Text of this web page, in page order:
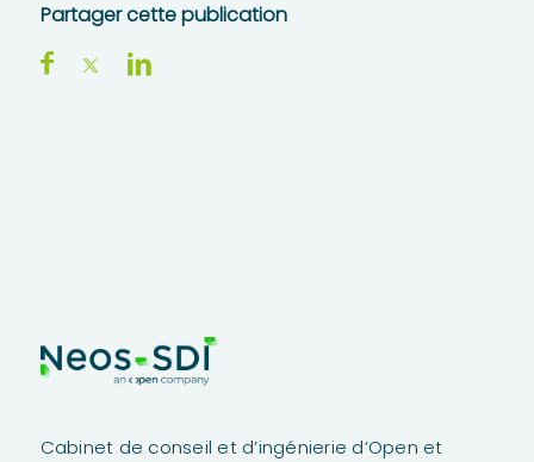
Partager cette publication
Cabinet de conseil et d’ingénierie d’Open et